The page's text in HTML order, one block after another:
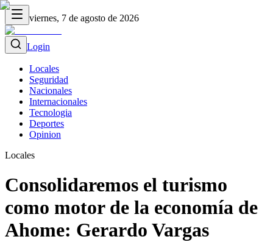
viernes, 7 de agosto de 2026
Login
Locales
Seguridad
Nacionales
Internacionales
Tecnologia
Deportes
Opinion
Locales
Consolidaremos el turismo
como motor de la economía de
Ahome: Gerardo Vargas